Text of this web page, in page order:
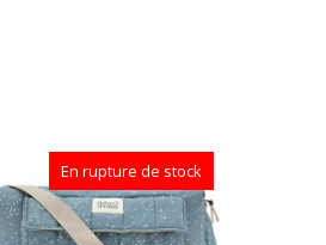
En rupture de stock